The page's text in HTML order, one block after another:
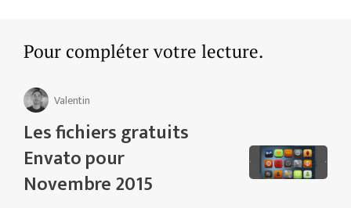
Pour compléter votre lecture.
Valentin
Les fichiers gratuits
Envato pour
Novembre 2015